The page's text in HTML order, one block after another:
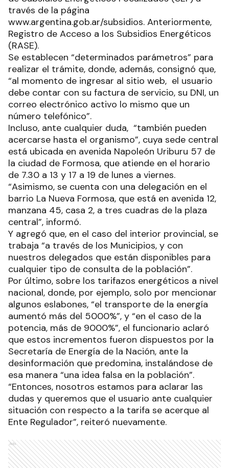
través de la página
www.argentina.gob.ar/subsidios. Anteriormente,
Registro de Acceso a los Subsidios Energéticos
(RASE).
Se establecen “determinados parámetros” para
realizar el trámite, donde, además, consignó que,
“al momento de ingresar al sitio web, el usuario
debe contar con su factura de servicio, su DNI, un
correo electrónico activo lo mismo que un
número telefónico”.
Incluso, ante cualquier duda, “también pueden
acercarse hasta el organismo”, cuya sede central
está ubicada en avenida Napoleón Uriburu 57 de
la ciudad de Formosa, que atiende en el horario
de 7.30 a 13 y 17 a 19 de lunes a viernes.
“Asimismo, se cuenta con una delegación en el
barrio La Nueva Formosa, que está en avenida 12,
manzana 45, casa 2, a tres cuadras de la plaza
central”, informó.
Y agregó que, en el caso del interior provincial, se
trabaja “a través de los Municipios, y con
nuestros delegados que están disponibles para
cualquier tipo de consulta de la población”.
Por último, sobre los tarifazos energéticos a nivel
nacional, donde, por ejemplo, solo por mencionar
algunos eslabones, “el transporte de la energía
aumentó más del 5000%”, y “en el caso de la
potencia, más de 9000%”, el funcionario aclaró
que estos incrementos fueron dispuestos por la
Secretaría de Energía de la Nación, ante la
desinformación que predomina, instalándose de
esa manera “una idea falsa en la población”.
“Entonces, nosotros estamos para aclarar las
dudas y queremos que el usuario ante cualquier
situación con respecto a la tarifa se acerque al
Ente Regulador”, reiteró nuevamente.
Ads